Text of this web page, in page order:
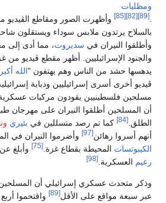
ومظليات
[89]
[82]
[85]
وأظهرت الصور ومقاطع الڤيديو
بالسلاح يرتدون ملابس سوداء ويستقلون
وأطلقوا النيران في سديروت، مما أدى إلى
والجنود الإسرائيليين. أظهر مقطع ڤيديو من
يدهسها حشد من الناس وهم يهتفون "الله أكبر
ڤيديو أخرى أسرى إسرائيليين ودبابة
مسلحين فلسطينيين يقودون مركبات عسكرية
أن المسلحين أطلقوا النيران على مهرجان
الطلق. [84] كما تم رصد متسللين في بئيري
أنهم أسروا رهائن[97] وأضرموا النيران في
الكيبوتسات المحيطة بقطاع غزة. [75]
وأبلغ عن
رعيم العسكرية. [98]
وذكر متحدث عسكري إسرائيلي أن
عبر سبعة مواقع على الأقل[89]
واقتحموا